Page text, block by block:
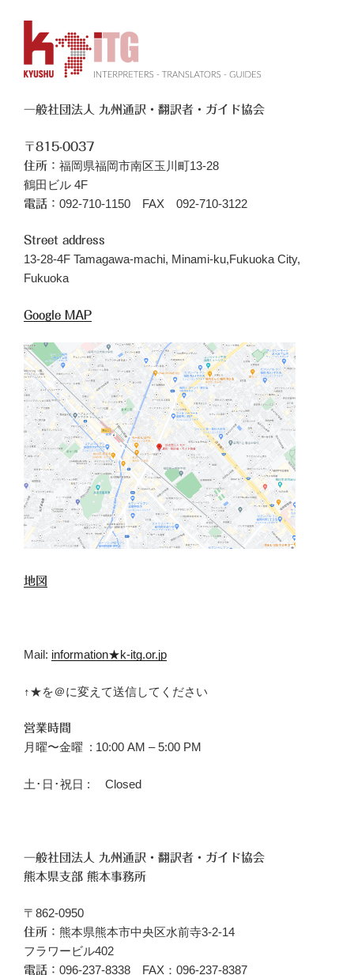
一般社団法人 九州通訳・翻訳者・ガイド協会
〒815-0037
住所： 福岡県福岡市南区玉川町13-28
鶴田ビル 4F
電話： 092-710-1150 FAX 092-710-3122
Street address
13-28-4F Tamagawa-machi, Minami-ku,Fukuoka City,
Fukuoka
Google MAP
地図
Mail: information★k-itg.or.jp
↑★を＠に変えて送信してください
営業時間
月曜〜金曜 : 10:00 AM – 5:00 PM
土･日･祝日 : Closed
一般社団法人 九州通訳・翻訳者・ガイド協会
熊本県支部 熊本事務所
〒862-0950
住所： 熊本県熊本市中央区水前寺3-2-14
フラワービル402
電話： 096‐237-8338 FAX：096-237-8387